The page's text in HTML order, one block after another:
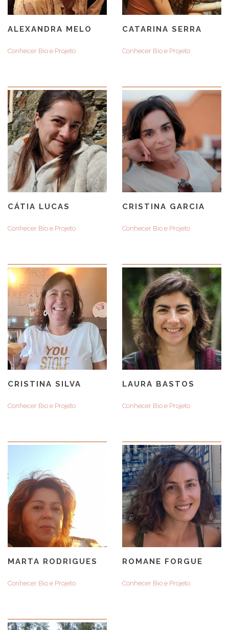
ALEXANDRA MELO
Conhecer Bio e Projeto
CATARINA SERRA
Conhecer Bio e Projeto
CÁTIA LUCAS
Conhecer Bio e Projeto
CRISTINA GARCIA
Conhecer Bio e Projeto
CRISTINA SILVA
Conhecer Bio e Projeto
LAURA BASTOS
Conhecer Bio e Projeto
MARTA RODRIGUES
Conhecer Bio e Projeto
ROMANE FORGUE
Conhecer Bio e Projeto